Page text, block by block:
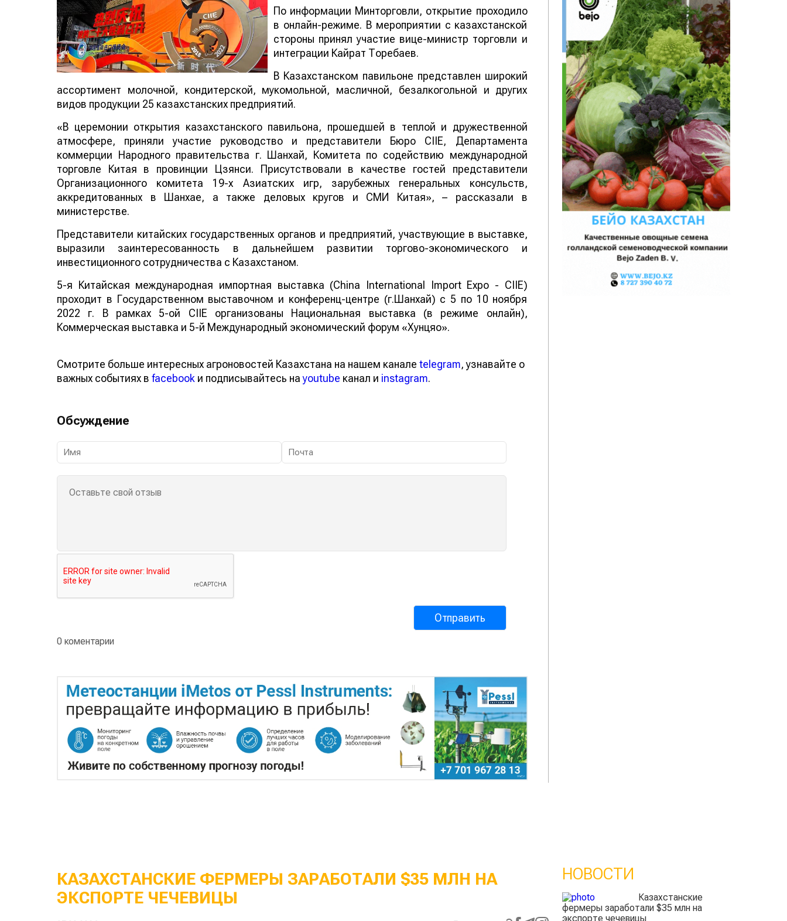
По информации Минторговли, открытие проходило
в онлайн-режиме. В мероприятии с казахстанской
стороны принял участие вице-министр торговли и
интеграции Кайрат Торебаев.
В Казахстанском павильоне представлен широкий
ассортимент молочной, кондитерской, мукомольной, масличной, безалкогольной и других
видов продукции 25 казахстанских предприятий.
«В церемонии открытия казахстанского павильона, прошедшей в теплой и дружественной
атмосфере, приняли участие руководство и представители Бюро CIIE, Департамента
коммерции Народного правительства г. Шанхай, Комитета по содействию международной
торговле Китая в провинции Цзянси. Присутствовали в качестве гостей представители
Организационного комитета 19-х Азиатских игр, зарубежных генеральных консульств,
аккредитованных в Шанхае, а также деловых кругов и СМИ Китая», – рассказали в
министерстве.
Представители китайских государственных органов и предприятий, участвующие в выставке,
выразили заинтересованность в дальнейшем развитии торгово-экономического и
инвестиционного сотрудничества с Казахстаном.
5-я Китайская международная импортная выставка (China International Import Expo - CIIE)
проходит в Государственном выставочном и конференц-центре (г.Шанхай) с 5 по 10 ноября
2022 г. В рамках 5-ой CIIE организованы Национальная выставка (в режиме онлайн),
Коммерческая выставка и 5-й Международный экономический форум «Хунцяо».
Смотрите больше интересных агроновостей Казахстана на нашем канале telegram, узнавайте о
важных событиях в facebook и подписывайтесь наyoutube канал и instagram.
Обсуждение
0 коментарии
КАЗАХСТАНСКИЕ ФЕРМЕРЫ ЗАРАБОТАЛИ $35 МЛН НА
ЭКСПОРТЕ ЧЕЧЕВИЦЫ
НОВОСТИ
Казахстанские
фермеры заработали $35 млн на
экспорте чечевицы